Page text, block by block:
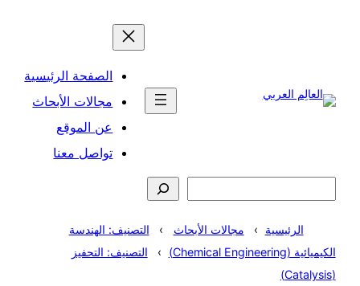
الصفحة الرئيسية
مجالات الأبحاث
عن الموقع
تواصل معنا
الرئيسية مجالات الأبحاث
التصنيف: الهندسة
الكيميائية (Chemical Engineering)
التصنيف: التحفيز
(Catalysis)